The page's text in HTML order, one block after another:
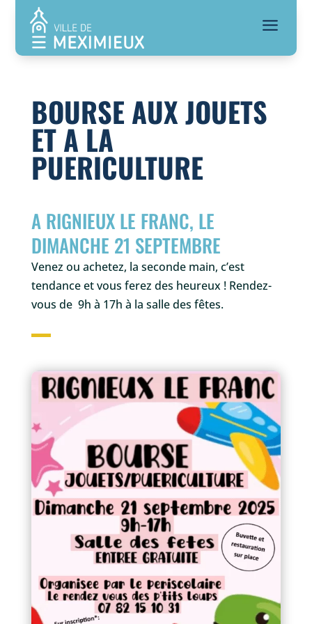
a
BOURSE AUX JOUETS
ET A LA
PUERICULTURE
A RIGNIEUX LE FRANC, LE
DIMANCHE 21 SEPTEMBRE
Venez ou achetez, la seconde main, c’est
tendance et vous ferez des heureux ! Rendez-
vous de 9h à 17h à la salle des fêtes.